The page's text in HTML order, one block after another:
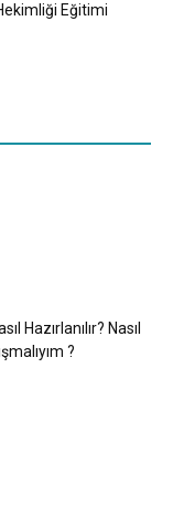
Eğitimi
Hazırlanılır? Nasıl
?